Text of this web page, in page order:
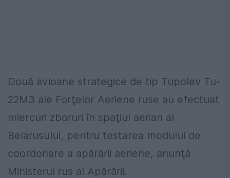
Două avioane strategice de tip Tupolev Tu-
22M3 ale Forţelor Aeriene ruse au efectuat
miercuri zboruri în spaţiul aerian al
Belarusului, pentru testarea modului de
coordonare a apărării aeriene, anunţă
Ministerul rus al Apărării.